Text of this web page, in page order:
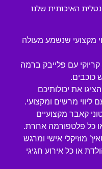
האיכותית שלנו
מקצועי שנשמע מעולה
עם פלייבק ברמה
כוכבים.
הציגו את יכולותיכם
ליווי מרשים ומקצועי.
קאבר מקצועיים
או כל פלטפורמה אחרת.
מוזיקלי אישי ומרגש
או כל אירוע חגיגי